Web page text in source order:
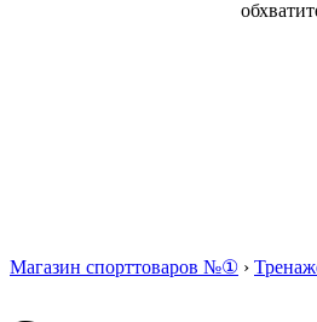
Магазин спорттоваров №① ›